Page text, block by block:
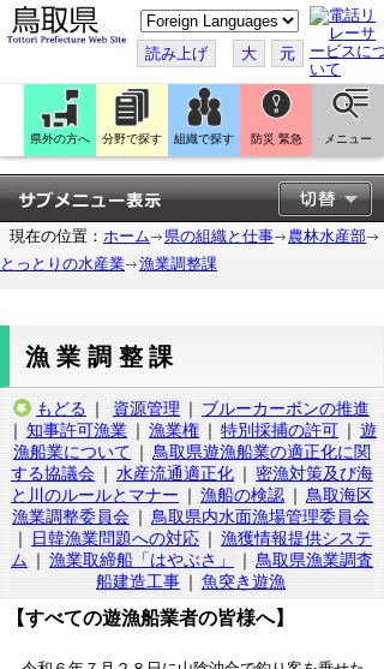
こ
の
ペ
ー
ジ
翻
訳
す
る
読み上げ 大 元
県外の方へ 分野で探す 組織で探す 防災 緊急 メニュー
現在の位置： ホーム 県の組織と仕事
農林水産部
とっとりの水産業
漁業調整課
漁業調整課
もどる ｜ 資源管理 ｜ ブルーカーボンの推進
｜ 知事許可漁業 ｜ 漁業権 ｜ 特別採捕の許可 ｜ 遊
漁船業について ｜ 鳥取県遊漁船業の適正化に関
する協議会 ｜ 水産流通適正化 ｜ 密漁対策及び海
と川のルールとマナー ｜ 漁船の検認 ｜ 鳥取海区
漁業調整委員会 ｜ 鳥取県内水面漁場管理委員会
｜
日韓漁業問題への対応 ｜ 漁獲情報提供システ
ム ｜ 漁業取締船「はやぶさ」 ｜ 鳥取県漁業調査
船建造工事 ｜ 魚突き遊漁
【すべての遊漁船業者の皆様へ】